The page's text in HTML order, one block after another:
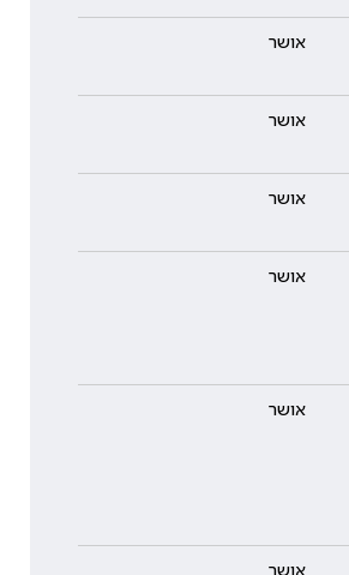
אושר
אושר
אושר
אושר
אושר